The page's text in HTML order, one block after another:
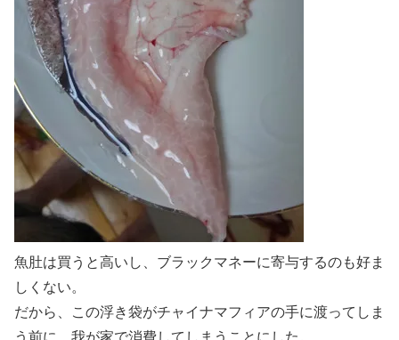
魚肚は買うと高いし、ブラックマネーに寄与するのも好ま
しくない。
だから、この浮き袋がチャイナマフィアの手に渡ってしま
う前に、我が家で消費してしまうことにした。